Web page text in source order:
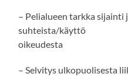
– Pelialueen tarkka sijainti
suhteista/käyttö
oikeudesta
– Selvitys ulkopuolisesta